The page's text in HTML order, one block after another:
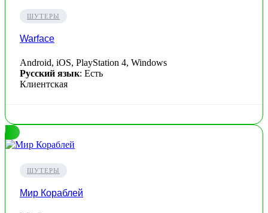
ШУТЕРЫ
Warface
Android, iOS, PlayStation 4, Windows
Русский язык: Есть
Клиентская
ШУТЕРЫ
Мир Кораблей